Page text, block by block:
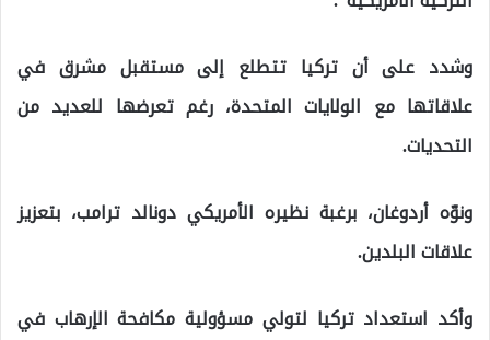
وشدد على أن تركيا تتطلع إلى مستقبل مشرق في
علاقاتها مع الولايات المتحدة، رغم تعرضها للعديد من
التحديات.
ونوّه أردوغان، برغبة نظيره الأمريكي دونالد ترامب، بتعزيز
علاقات البلدين.
وأكد استعداد تركيا لتولي مسؤولية مكافحة الإرهاب في